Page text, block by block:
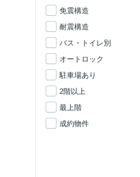
免震構造
耐震構造
バス・トイレ別
オートロック
駐車場あり
2階以上
最上階
成約物件